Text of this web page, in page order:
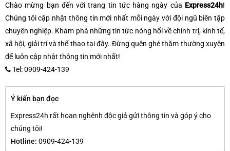
Chào mừng bạn đến với trang tin tức hàng ngày của Express24h!
Chúng tôi cập nhật thông tin mới nhất mỗi ngày với đội ngũ biên tập
chuyên nghiệp. Khám phá những tin tức nóng hổi về chính trị, kinh tế,
xã hội, giải trí và thể thao tại đây. Đừng quên ghé thăm thường xuyên
để luôn cập nhật thông tin mới nhất!
Tel: 0909-424-139
Ý kiến bạn đọc
Express24h rất hoan nghênh độc giả gửi thông tin và góp ý cho
chúng tôi!
Hotline: 0909-424-139